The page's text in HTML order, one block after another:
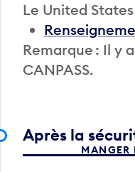
Le United
Remarque : Il y
CANPASS.
Après la
MANGER